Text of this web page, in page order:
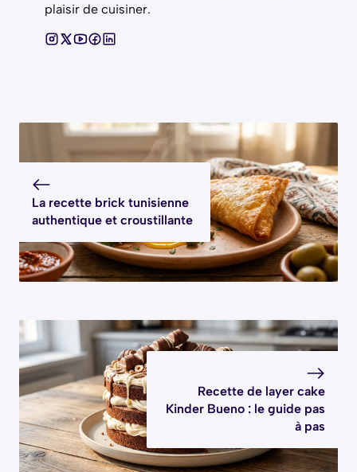
plaisir de cuisiner.
La recette brick tunisienne
authentique et croustillante
Recette de layer cake
Kinder Bueno : le guide pas
à pas